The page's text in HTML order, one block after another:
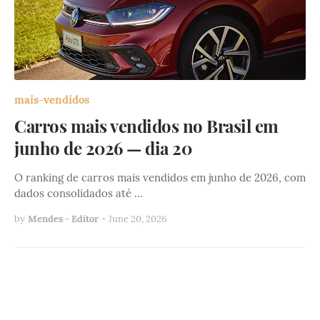
mais-vendidos
Carros mais vendidos no Brasil em
junho de 2026 — dia 20
O ranking de carros mais vendidos em junho de 2026, com
dados consolidados até …
by Mendes - Editor - June 20, 2026